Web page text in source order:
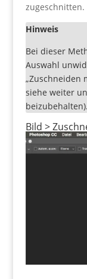
Hinweis
Bei dieser
Auswahl
„Zuschneiden
siehe weiter
beizubehalten).
Bild >